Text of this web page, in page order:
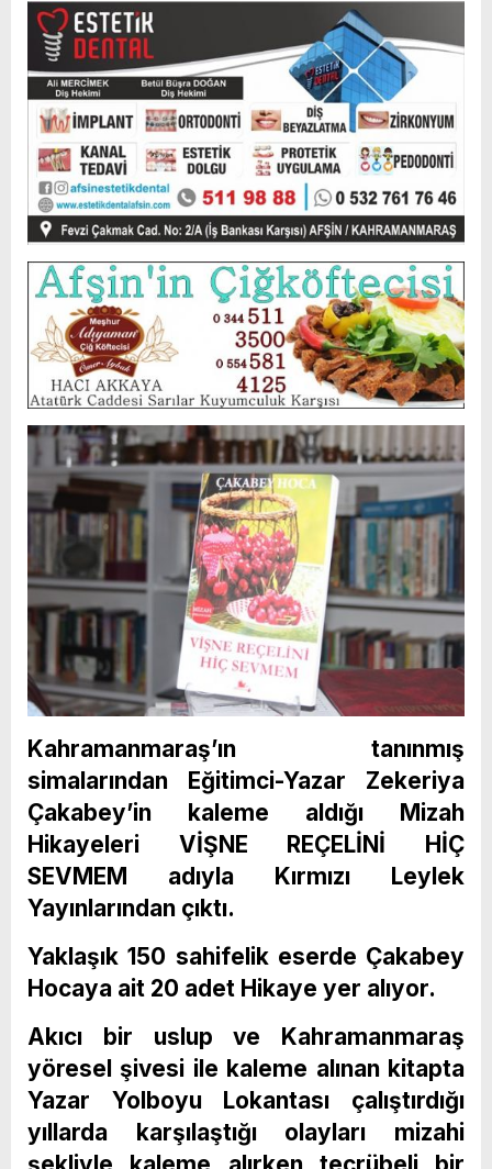
Kahramanmaraş’ın tanınmış
simalarından Eğitimci-Yazar Zekeriya
Çakabey’in kaleme aldığı Mizah
Hikayeleri VİŞNE REÇELİNİ HİÇ
SEVMEM adıyla Kırmızı Leylek
Yayınlarından çıktı.
Yaklaşık 150 sahifelik eserde Çakabey
Hocaya ait 20 adet Hikaye yer alıyor.
Akıcı bir uslup ve Kahramanmaraş
yöresel şivesi ile kaleme alınan kitapta
Yazar Yolboyu Lokantası çalıştırdığı
yıllarda karşılaştığı olayları mizahi